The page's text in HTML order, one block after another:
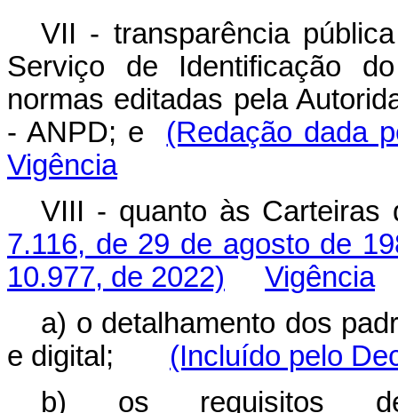
VII - transparência
Serviço de Identificação
normas editadas pela
- ANPD; e (Redação dada
Vigência
VIII - quanto às
7.116, de 29 de agosto de
10.977, de 2022)
Vigência
a) o detalhamento dos
e digital; (Incluído pelo
b) os requisitos